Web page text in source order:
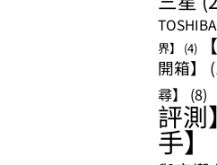
界】
(4)
開箱】
尋】
(8)
評測】
手】